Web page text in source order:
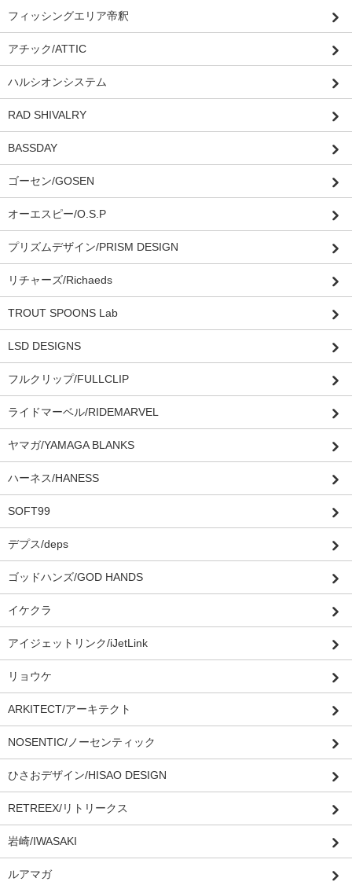
フィッシングエリア帝釈
アチック/ATTIC
ハルシオンシステム
RAD SHIVALRY
BASSDAY
ゴーセン/GOSEN
オーエスピー/O.S.P
プリズムデザイン/PRISM DESIGN
リチャーズ/Richaeds
TROUT SPOONS Lab
LSD DESIGNS
フルクリップ/FULLCLIP
ライドマーベル/RIDEMARVEL
ヤマガ/YAMAGA BLANKS
ハーネス/HANESS
SOFT99
デプス/deps
ゴッドハンズ/GOD HANDS
イケクラ
アイジェットリンク/iJetLink
リョウケ
ARKITECT/アーキテクト
NOSENTIC/ノーセンティック
ひさおデザイン/HISAO DESIGN
RETREEX/リトリークス
岩崎/IWASAKI
ルアマガ